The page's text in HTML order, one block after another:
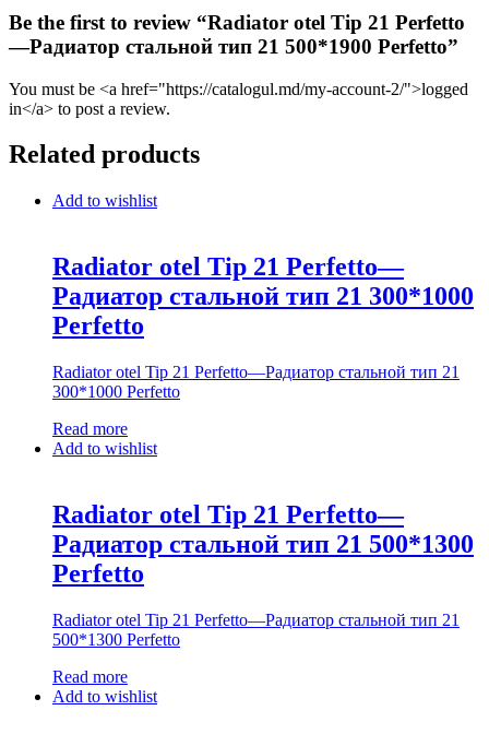
Be the first to review “Radiator otel Tip 21 Perfetto
—Радиатор стальной тип 21 500*1900 Perfetto”
You must be <a href="https://catalogul.md/my-account-2/">logged
in</a> to post a review.
Related products
Add to wishlist
Radiator otel Tip 21 Perfetto—
Радиатор стальной тип 21 300*1000
Perfetto
Radiator otel Tip 21 Perfetto—Радиатор стальной тип 21
300*1000 Perfetto
Read more
Add to wishlist
Radiator otel Tip 21 Perfetto—
Радиатор стальной тип 21 500*1300
Perfetto
Radiator otel Tip 21 Perfetto—Радиатор стальной тип 21
500*1300 Perfetto
Read more
Add to wishlist